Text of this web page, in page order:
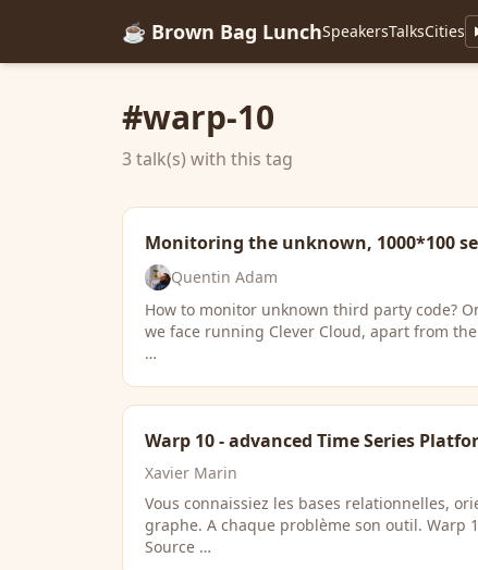
☕ Brown Bag LunchSpeakersTalksCities
#warp-10
3 talk(s) with this tag
Monitoring the unknown, 1000*100
Quentin Adam
How to monitor unknown third party code?
we face running Clever Cloud, apart from
…
Warp 10 - advanced Time Series
Xavier Marin
Vous connaissiez les bases relationnelles,
graphe. A chaque problème son outil. Warp
Source …